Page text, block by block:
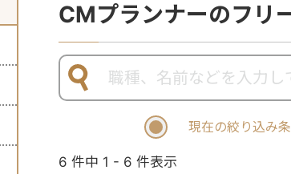
CMプランナーのフリ
現在の絞り込み
6 件中 1 - 6 件表示